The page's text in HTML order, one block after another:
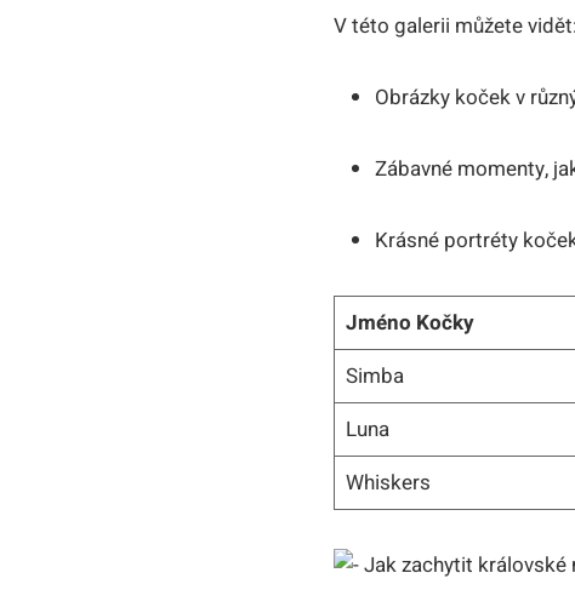
V této galerii můžete vidět:
Obrázky koček v
Zábavné momenty,
Krásné portréty
Jméno Kočky
Simba
Luna
Whiskers